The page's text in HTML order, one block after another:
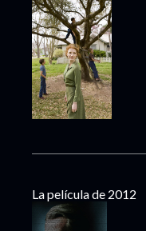
La película de 2012